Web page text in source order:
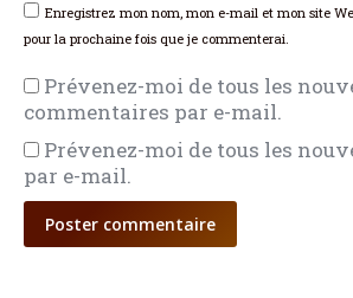
Enregistrez mon nom, mon e-mail et mon site
pour la prochaine fois que je commenterai.
Prévenez-moi de tous les
commentaires par e-mail.
Prévenez-moi de tous les
par e-mail.
Poster commentaire